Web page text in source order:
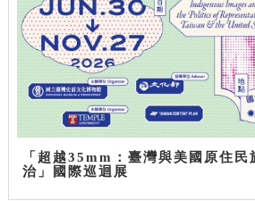
「超越35mm：臺灣與美國原住民
治」國際巡迴展